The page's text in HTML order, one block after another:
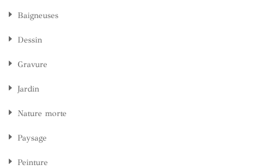
Baigneuses
Dessin
Gravure
Jardin
Nature morte
Paysage
Peinture